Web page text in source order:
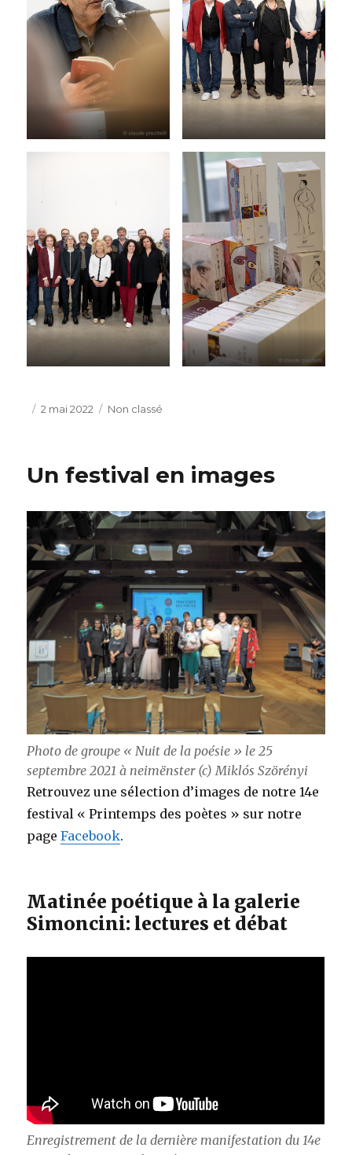
Publié
2 mai 2022 Catégories
Non classé
Un festival en images
Photo de groupe « Nuit de la poésie » le 25
septembre 2021 à neimënster (c) Miklós Szörényi
Retrouvez une sélection d’images de notre 14e
festival « Printemps des poètes » sur notre
pageFacebook.
Matinée poétique à la galerie
Simoncini: lectures et débat
Enregistrement de la dernière manifestation du 14e